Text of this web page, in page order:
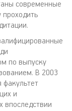
современные
по выпуску
В 2003
факультет
и
впоследствии